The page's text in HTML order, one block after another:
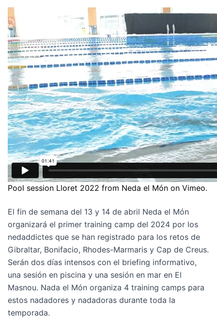
Pool session Lloret 2022 from Neda el Món on Vimeo.
El fin de semana del 13 y 14 de abril Neda el Món
organizará el primer training camp del 2024 por los
nedaddictes que se han registrado para los retos de
Gibraltar, Bonifacio, Rhodes-Marmaris y Cap de Creus.
Serán dos días intensos con el briefing informativo,
una sesión en piscina y una sesión en mar en El
Masnou. Nada el Món organiza 4 training camps para
estos nadadores y nadadoras durante toda la
temporada.